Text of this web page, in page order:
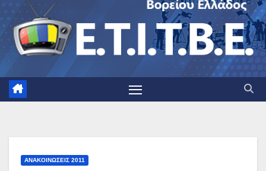
ΑΝΑΚΟΙΝΏΣΕΙΣ 2011